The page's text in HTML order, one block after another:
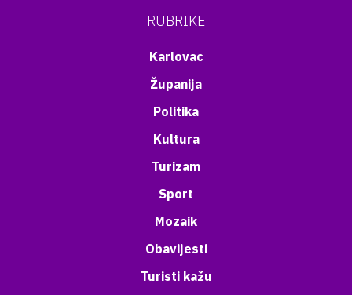
RUBRIKE
Karlovac
Županija
Politika
Kultura
Turizam
Sport
Mozaik
Obavijesti
Turisti kažu